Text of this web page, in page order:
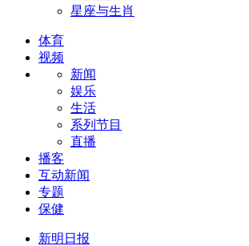
星座与生肖
体育
视频
新闻
娱乐
生活
系列节目
直播
播客
互动新闻
专题
保健
新明日报